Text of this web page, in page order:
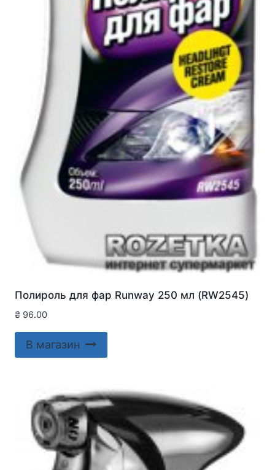
Полироль для фар Runway 250 мл (RW2545)
₴ 96.00
В магазин